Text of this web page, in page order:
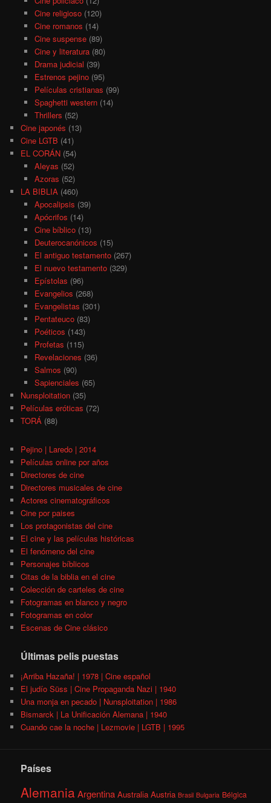
Cine religioso(120)
Cine romanos (14)
Cine suspense(89)
Cine y literatura(80)
Drama judicial (39)
Estrenos pejino(95)
Películas cristianas (99)
Spaghetti western(14)
Thrillers (52)
Cine japonés (13)
Cine LGTB (41)
EL CORÁN (54)
Aleyas (52)
Azoras (52)
LA BIBLIA (460)
Apocalipsis (39)
Apócrifos (14)
Cine bíblico(13)
Deuterocanónicos (15)
El antiguo testamento(267)
El nuevo testamento(329)
Epístolas (96)
Evangelios (268)
Evangelistas (301)
Pentateuco(83)
Poéticos (143)
Profetas (115)
Revelaciones (36)
Salmos (90)
Sapienciales (65)
Nunsploitation (35)
Películas eróticas (72)
TORÁ (88)
Pejino | Laredo | 2014
Películas online por años
Directores de cine
Directores musicales de cine
Actores cinematográficos
Cine por paises
Los protagonistas del cine
El cine y las películas históricas
El fenómeno del cine
Personajes bíblicos
Citas de la biblia en el cine
Colección de carteles de cine
Fotogramas en blanco y negro
Fotogramas en color
Escenas de Cine clásico
Últimas pelis puestas
¡Arriba Hazaña! | 1978 | Cine español
El judío Süss | Cine Propaganda Nazi | 1940
Una monja en pecado | Nunsploitation | 1986
Bismarck | La Unificación Alemana | 1940
Cuando cae la noche | Lezmovie | LGTB | 1995
Países
AlemaniaArgentina Australia Austria Brasil Bulgaria Bélgica